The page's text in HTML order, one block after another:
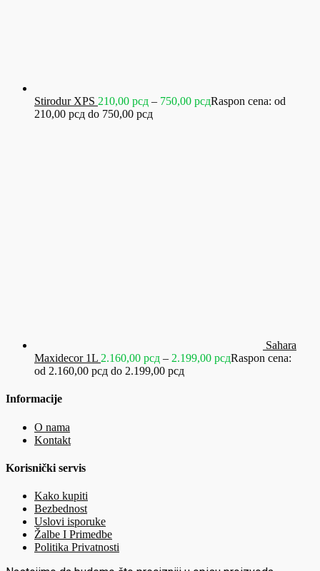
Stirodur XPS 210,00 рсд – 750,00 рсдRaspon cena: od
210,00 рсд do 750,00 рсд
Sahara
Maxidecor 1L 2.160,00 рсд – 2.199,00 рсдRaspon cena:
od 2.160,00 рсд do 2.199,00 рсд
Informacije
O nama
Kontakt
Korisnički servis
Kako kupiti
Bezbednost
Uslovi isporuke
Žalbe I Primedbe
Politika Privatnosti